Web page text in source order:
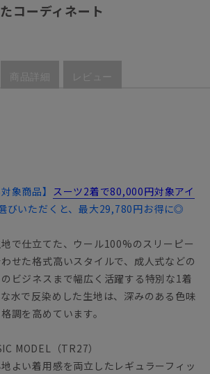
コーディネート
商品詳細 レビュー
象商品】 スーツ2着で80,000円対象アイ
びいただくと、最大29,780円お得に◎
で仕立てた、ウール100%のスリーピー
せた格式高いスタイルで、成人式などの
ビジネスまで幅広く活躍する特別な1着
水で反染めした生地は、深みのある色味
調を高めています。
MODEL（TR27）
よい着用感を両立したレギュラーフィッ